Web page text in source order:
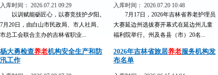
入库时间： 2026.07.21 09:29
以训赋能砺匠心，以赛竞技护夕阳。
7月20日，由白山市民政局、市人社局、
市总工会联合主办的吉林省职业...
入库时间： 2026.07.20 10:48
7月17日，2026年吉林省养老护理员
大赛延边州选拔赛开幕式在延边州儿童
福利院举行。州及各县（市）20名...
杨大勇检查养老机构安全生产和防
汛工作
2026年吉林省旅居养老服务机构发
布名单